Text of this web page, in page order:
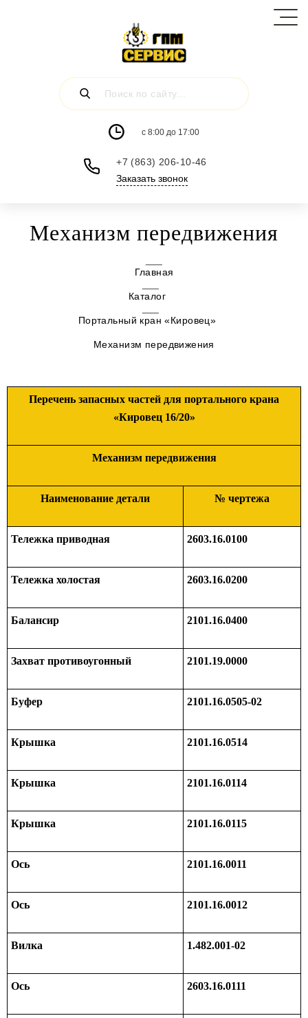
c 8:00 до 17:00
+7 (863) 206-10-46
Заказать звонок
Механизм передвижения
Главная
Каталог
Портальный кран «Кировец»
Механизм передвижения
Перечень запасных частей для портального крана
«Кировец 16/20»
Механизм передвижения
Наименование детали № чертежа
Тележка приводная 2603.16.0100
Тележка холостая 2603.16.0200
Балансир 2101.16.0400
Захват противоугонный 2101.19.0000
Буфер 2101.16.0505-02
Крышка 2101.16.0514
Крышка 2101.16.0114
Крышка 2101.16.0115
Ось 2101.16.0011
Ось 2101.16.0012
Вилка 1.482.001-02
Ось 2603.16.0111